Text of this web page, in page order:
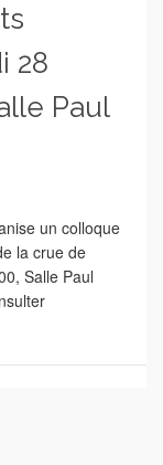
28
Paul
un colloque
la crue de
Salle Paul